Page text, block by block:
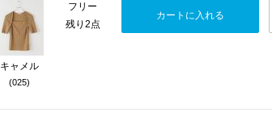
キャメル
(025)
フリー
残り2点
カートに入れる